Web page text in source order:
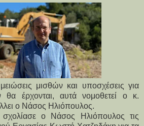
μισθών και υποσχέσεις για
έρχονται, αυτά νομοθετεί ο κ.
ο Νάσος Ηλιόπουλος.
ο Νάσος Ηλιόπουλος τις